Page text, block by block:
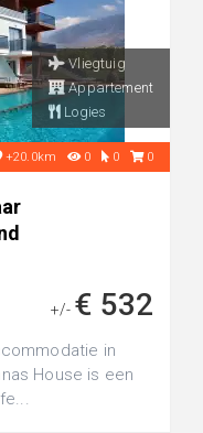
Vliegtuig
Appartement
Logies
+20.0km 0 0 0
+/- € 532
in
House is een